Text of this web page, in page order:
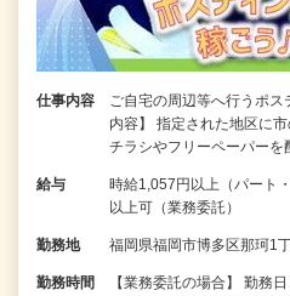
仕事内容
ご自宅の周辺等へ行うポ
内容】 指定された地区に
チラシやフリーペーパー
給与
時給1,057円以上（パート
以上可（業務委託）
勤務地 福岡県福岡市博多区那珂1
勤務時間
【業務委託の場合】 勤務